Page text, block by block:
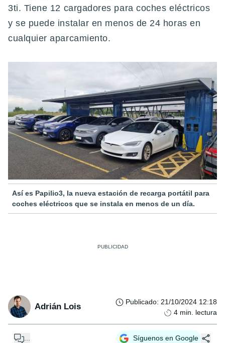
3ti. Tiene 12 cargadores para coches eléctricos
y se puede instalar en menos de 24 horas en
cualquier aparcamiento.
Así es Papilio3, la nueva estación de recarga portátil para
coches eléctricos que se instala en menos de un día.
Adrián Lois Publicado: 21/10/2024 12:18
4 min. lectura
... Síguenos en Google